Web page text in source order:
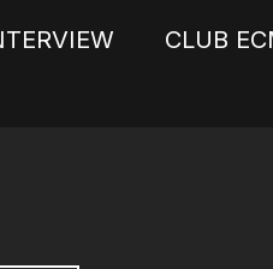
CLUB